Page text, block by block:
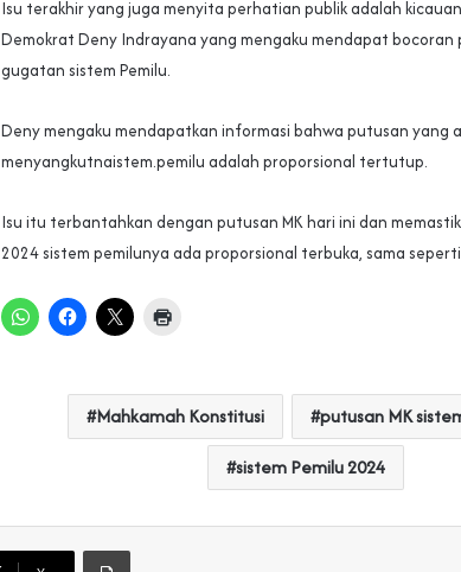
Isu terakhir yang juga menyita perhatian publik adalah
Demokrat Deny Indrayana yang mengaku mendapat bocoran
gugatan sistem Pemilu.
Deny mengaku mendapatkan informasi bahwa putusan yang
menyangkutnaistem.pemilu adalah proporsional tertutup.
Isu itu terbantahkan dengan putusan MK hari ini dan
2024 sistem pemilunya ada proporsional terbuka, sama
Mahkamah Konstitusi putusan MK
sistem Pemilu 2024
Print